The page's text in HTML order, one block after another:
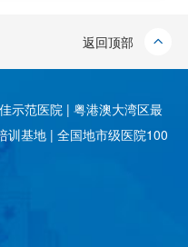
返回顶部
示范医院 | 粤港澳大湾区最
训基地 | 全国地市级医院100